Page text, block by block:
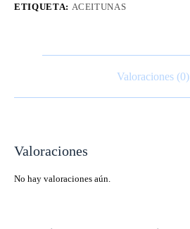
ETIQUETA: ACEITUNAS
Valoraciones (0)
Valoraciones
No hay valoraciones aún.